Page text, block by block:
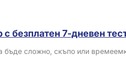
безплатен 7-дневен
бъде сложно, скъпо или